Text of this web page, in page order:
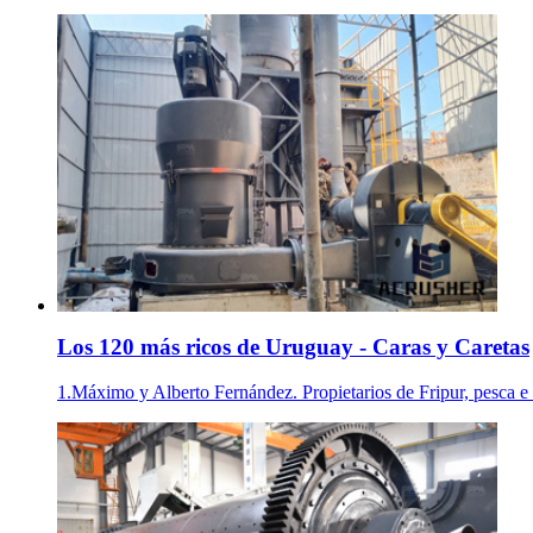
Los 120 más ricos de Uruguay - Caras y Caretas
1.Máximo y Alberto Fernández. Propietarios de Fripur, pesca